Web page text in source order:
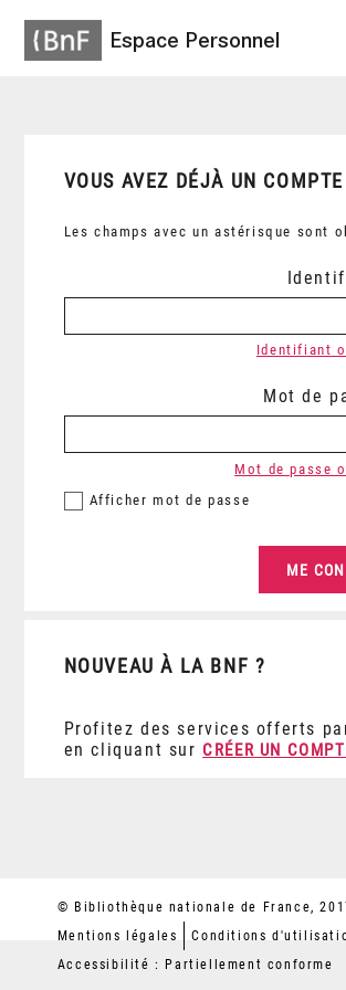
Espace Personnel
VOUS AVEZ DÉJÀ UN
Les champs avec un astérisque sont
Identifiant
Mot de
Afficher mot de passe
Mot de passe
NOUVEAU À LA BNF ?
Profitez des services offerts
en cliquant sur CRÉER UN
© Bibliothèque nationale de France,
Mentions légales
Conditions
Accessibilité : Partiellement conforme